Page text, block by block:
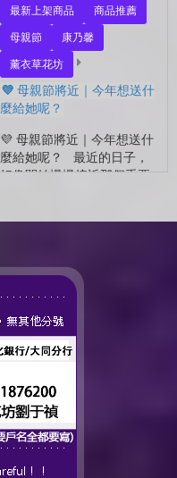
最新上架商品
商品推薦
母親節
康乃馨
薰衣草花坊
💜 母親節將近｜今年想送什
麼給她呢？
💜 母親節將近｜今年想送什
麼給她呢？ 最近的日子，
好像開始慢慢接近那個重要